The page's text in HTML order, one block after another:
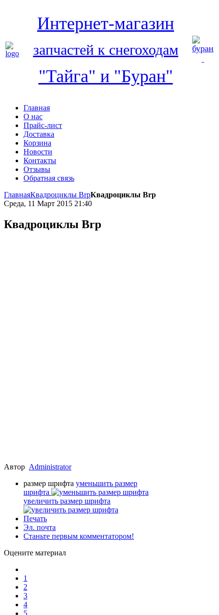
Интернет-магазин
запчастей к снегоходам
"Тайга" и "Буран"
Главная
О нас
Прайс-лист
Доставка
Корзина
Новости
Контакты
Отзывы
Обратная связь
ГлавнаяКвадроциклы BrpКвадроциклы Brp
Среда, 11 Март 2015 21:40
Квадроциклы Brp
Автор Administrator
размер шрифта уменьшить размер
шрифта
увеличить размер шрифта
Печать
Эл. почта
Станьте первым комментатором!
Оцените материал
1
2
3
4
5